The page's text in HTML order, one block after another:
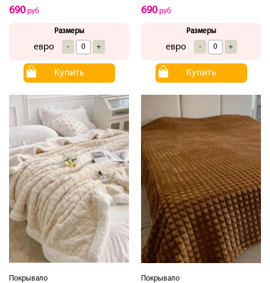
690руб
Размеры
евро - +
Купить
690руб
Размеры
евро - +
Купить
Покрывало
Покрывало